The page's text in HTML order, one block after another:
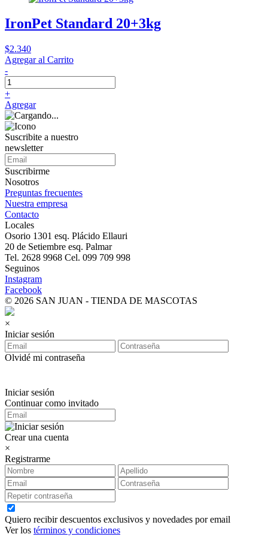
IronPet Standard 20+3kg
$2.340
Agregar al Carrito
-
+
Agregar
Suscribite a nuestro
newsletter
Suscribirme
Nosotros
Preguntas frecuentes
Nuestra empresa
Contacto
Locales
Osorio 1301 esq. Plácido Ellauri
20 de Setiembre esq. Palmar
Tel. 2628 9968 Cel. 099 709 998
Seguinos
Instagram
Facebook
© 2026 SAN JUAN - TIENDA DE MASCOTAS
×
Iniciar sesión
Olvidé mi contraseña
Iniciar sesión
Continuar como invitado
Crear una cuenta
×
Registrarme
Quiero recibir descuentos exclusivos y novedades por email
Ver los términos y condiciones